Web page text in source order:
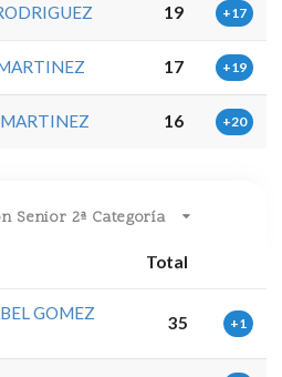
19 +17
17 +19
16 +20
Senior 2ª Categoría
Total
GOMEZ
35 +1